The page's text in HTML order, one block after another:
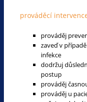
prováděcí
prováděj
zaveď v
infekce
dodržuj
postup
prováděj
prováděj u